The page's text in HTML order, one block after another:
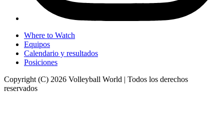
Where to Watch
Equipos
Calendario y resultados
Posiciones
Copyright (C) 2026 Volleyball World | Todos los derechos
reservados